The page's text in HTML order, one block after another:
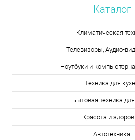
Каталог
Климатическая
Телевизоры, Аудио-
Ноутбуки и
Техника для
Бытовая техника
Красота и
Автотехника